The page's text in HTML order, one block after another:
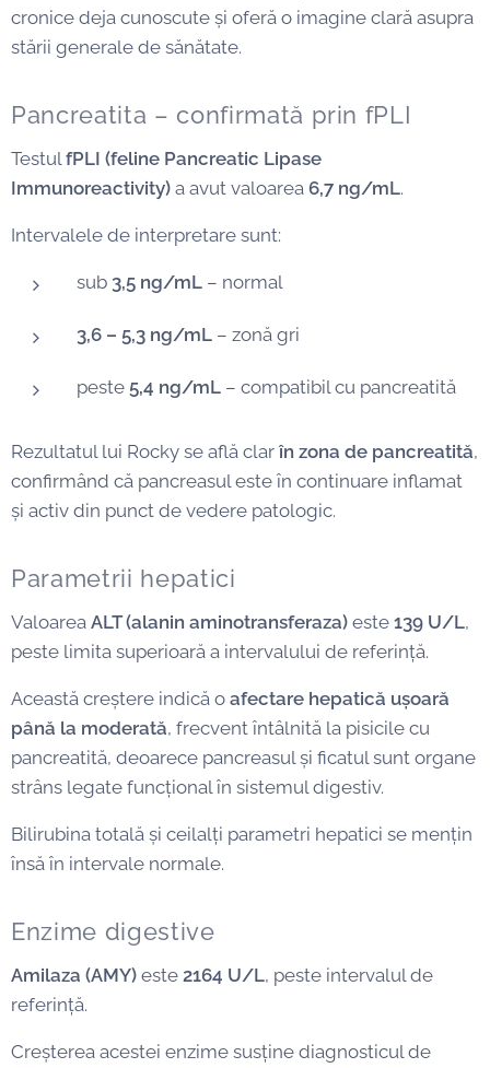
cronice deja cunoscute și oferă o imagine clară asupra
stării generale de sănătate.
Pancreatita – confirmată prin fPLI
Testul fPLI (feline Pancreatic Lipase
Immunoreactivity) a avut valoarea 6,7 ng/mL.
Intervalele de interpretare sunt:
sub 3,5 ng/mL – normal
3,6 – 5,3 ng/mL – zonă gri
peste 5,4 ng/mL – compatibil cu pancreatită
Rezultatul lui Rocky se află clar în zona de pancreatită,
confirmând că pancreasul este în continuare inflamat
și activ din punct de vedere patologic.
Parametrii hepatici
Valoarea ALT (alanin aminotransferaza) este 139 U/L,
peste limita superioară a intervalului de referință.
Această creștere indică o afectare hepatică ușoară
până la moderată, frecvent întâlnită la pisicile cu
pancreatită, deoarece pancreasul și ficatul sunt organe
strâns legate funcțional în sistemul digestiv.
Bilirubina totală și ceilalți parametri hepatici se mențin
însă în intervale normale.
Enzime digestive
Amilaza (AMY) este 2164 U/L, peste intervalul de
referință.
Creșterea acestei enzime susține diagnosticul de